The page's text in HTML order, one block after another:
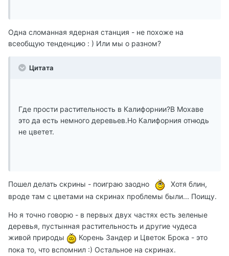
Одна сломанная ядерная станция - не похоже на
всеобщую тенденцию : ) Или мы о разном?
Цитата
Где прости растительность в Калифорнии?В Мохаве
это да есть немного деревьев.Но Калифорния отнюдь
не цветет.
Пошел делать скрины - поиграю заодно
Хотя блин,
вроде там с цветами на скринах проблемы были... Поищу.
Но я точно говорю - в первых двух частях есть зеленые
деревья, пустынная растительность и другие чудеса
живой природы
Корень Зандер и Цветок Брока - это
пока то, что вспомнил :) Остальное на скринах.